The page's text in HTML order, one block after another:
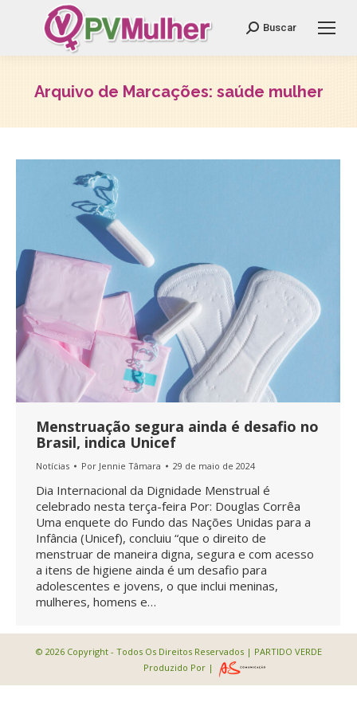
Search:
Buscar
Arquivo de Marcações: saúde mulher
Menstruação segura ainda é desafio no
Brasil, indica Unicef
Notícias Por Jennie Tâmara 29 de maio de 2024
Dia Internacional da Dignidade Menstrual é
celebrado nesta terça-feira Por: Douglas Corrêa
Uma enquete do Fundo das Nações Unidas para a
Infância (Unicef), concluiu “que o direito de
menstruar de maneira digna, segura e com acesso
a itens de higiene ainda é um desafio para
adolescentes e jovens, o que inclui meninas,
mulheres, homens e…
© 2026 Copyright - Todos Os Direitos Reservados | PARTIDO VERDE
Produzido Por |